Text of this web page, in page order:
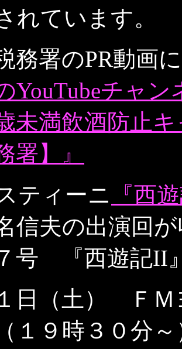
れています。
務署のPR動画
YouTubeチャン
未満飲酒防止
署】』
ティーニ
『西
信夫の出演回
７号 『西遊記II
日（土） ＦＭ
１９時３０分～